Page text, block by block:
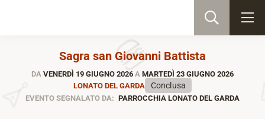
Sagra san Giovanni Battista
DA VENERDÌ 19 GIUGNO 2026 A MARTEDÌ 23 GIUGNO 2026
LONATO DEL GARDA
Conclusa
EVENTO SEGNALATO DA: PARROCCHIA LONATO DEL GARDA